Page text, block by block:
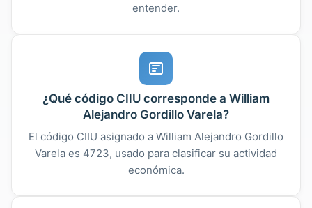
entender.
¿Qué código CIIU corresponde a William
Alejandro Gordillo Varela?
El código CIIU asignado a William Alejandro Gordillo
Varela es 4723, usado para clasificar su actividad
económica.